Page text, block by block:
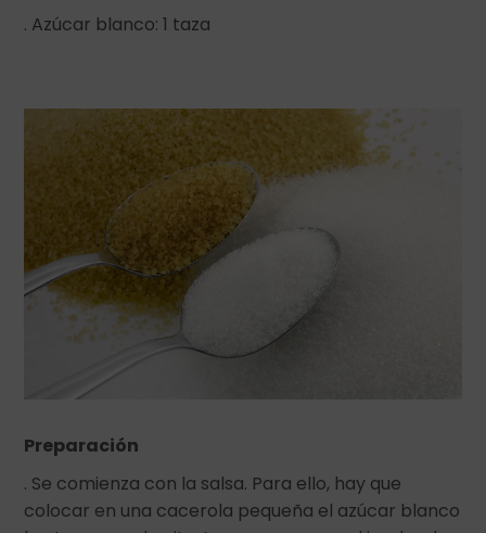
. Azúcar blanco: 1 taza
Preparación
. Se comienza con la salsa. Para ello, hay que
colocar en una cacerola pequeña el azúcar blanco